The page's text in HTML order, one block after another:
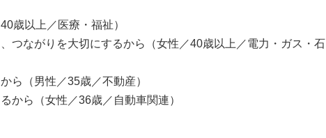
歳以上／医療・福祉）
つながりを大切にするから（女性／40歳以上／電力・ガス・石
ら（男性／35歳／不動産）
から（女性／36歳／自動車関連）